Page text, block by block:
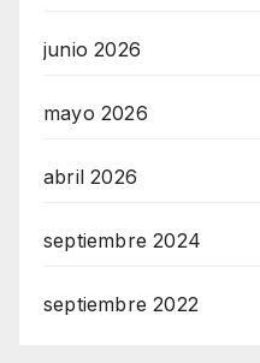
junio 2026
mayo 2026
abril 2026
septiembre 2024
septiembre 2022